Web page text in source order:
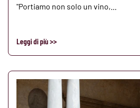
"Portiamo non solo un vino,...
Leggi di più >>